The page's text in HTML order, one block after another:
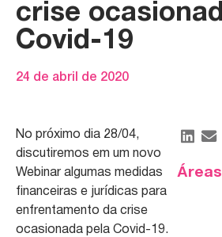
crise
Covid-19
24 de abril de 2020
No próximo dia 28/04,
discutiremos em um novo
Webinar algumas medidas
financeiras e jurídicas para
enfrentamento da crise
ocasionada pela Covid-19.